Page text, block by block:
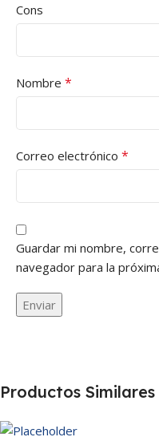
Cons
Nombre *
Correo electrónico *
Guardar mi nombre,
navegador para la
Productos Similares